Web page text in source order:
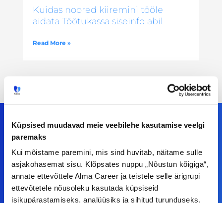
Küpsised muudavad meie veebilehe kasutamise veelgi
paremaks
Kui mõistame paremini, mis sind huvitab, näitame sulle
asjakohasemat sisu. Klõpsates nuppu „Nõustun kõigiga“,
annate ettevõttele Alma Career ja teistele selle ärigrupi
ettevõtetele nõusoleku kasutada küpsiseid
isikupärastamiseks, analüüsiks ja sihitud turunduseks.
Kuidas noored kiiremini tööle
aidata Töötukassa siseinfo abil
Read More »
Meiega leiad!
Tööelublogi.ee lehelt leiad kõik vajaliku, et olla
kursis tööturu uudistega. Kui sul on
ettepanekuid erinevate teemade osas või soovid